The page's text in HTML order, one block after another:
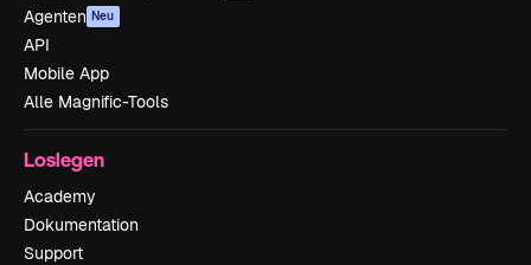
Agenten Neu
API
Mobile App
Alle Magnific-Tools
Loslegen
Academy
Dokumentation
Support